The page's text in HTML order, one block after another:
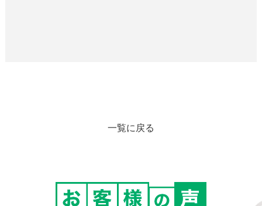
一覧に戻る